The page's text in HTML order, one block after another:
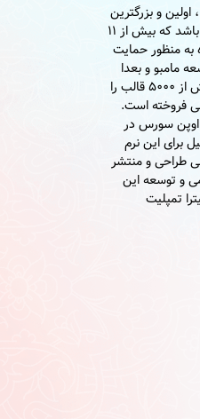
اولین و بزرگترین
فروشگاه قالب های جوملا در ایران می باشد که بیش از 11
به منظور حمایت
مامبو و بعدا
میترا و جوملا تاسیس شد و تاکنون بیش از 5000 قالب را
ایرانی فروخته است.
اوپن سورس در
برای این نرم
انگلیسی طراحی و منتشر
و توسعه این
تمپلیت